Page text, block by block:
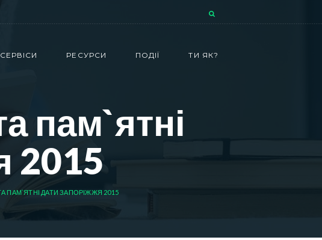
СЕРВІСИ РЕСУРСИ ПОДІЇ ТИ ЯК?
пам`ятні
2015
ПАМ`ЯТНІ ДАТИ ЗАПОРІЖЖЯ 2015